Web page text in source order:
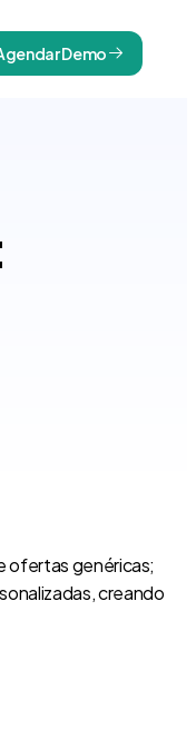
Demo
ofertas genéricas;
creando